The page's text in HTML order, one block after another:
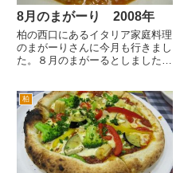
8月のまがーり 2008年
柏の西口にあるイタリア家庭料理
のまがーりさんに今月も行きまし
た。８月のまがーるとしました
チリア州」です。 訪問した日
は、夕方から大雨の雷雨な悪天候
な日でした。訪問すると「営業
中」の...
柏